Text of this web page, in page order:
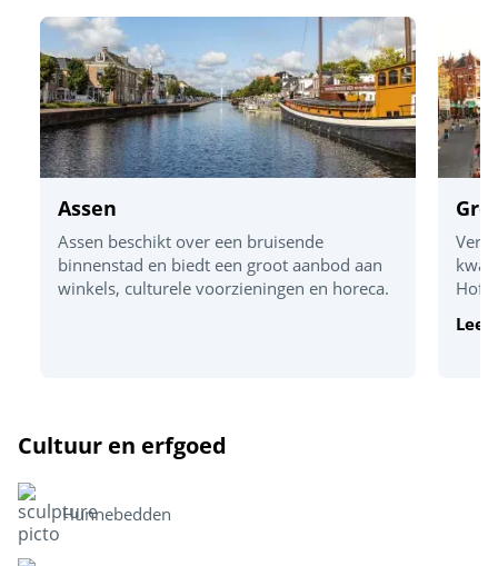
Assen
Assen beschikt over een bruisende
binnenstad en biedt een groot aanbod aan
winkels, culturele voorzieningen en horeca.
Cultuur en erfgoed
Hunnebedden